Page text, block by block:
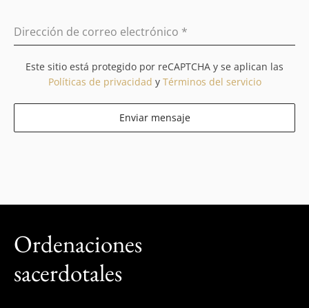
Dirección de correo electrónico *
Este sitio está protegido por reCAPTCHA y se aplican las
Políticas de privacidad y Términos del servicio
Enviar mensaje
Ordenaciones
sacerdotales